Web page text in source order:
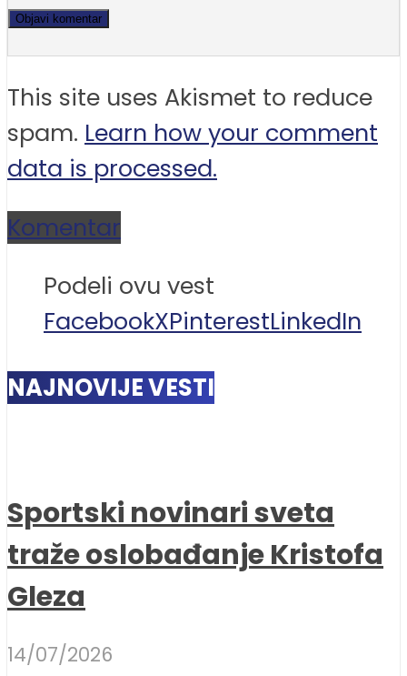
This site uses Akismet to reduce
spam. Learn how your comment
data is processed.
Komentar
Podeli ovu vest
FacebookXPinterestLinkedIn
NAJNOVIJE VESTI
Sportski novinari sveta
traže oslobađanje Kristofa
Gleza
14/07/2026